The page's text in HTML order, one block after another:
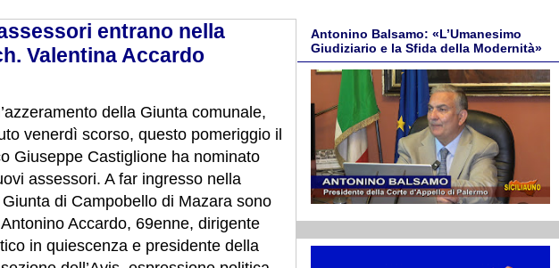
entrano nella
Valentina Accardo
della Giunta comunale,
venerdì scorso, questo pomeriggio il
Giuseppe Castiglione ha nominato
assessori. A far ingresso nella
di Campobello di Mazara sono
Accardo, 69enne, dirigente
in quiescenza e presidente della
Antonino Balsamo: «L’Umanesimo
Giudiziario e la Sfida della Modernità»